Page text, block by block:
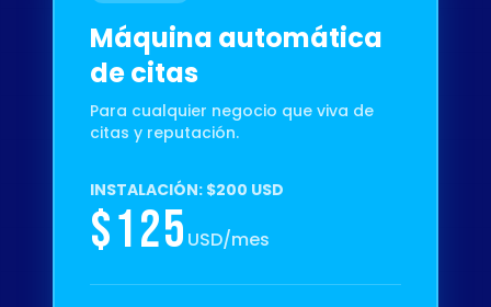
Máquina automática
de citas
Para cualquier negocio que viva de
citas y reputación.
INSTALACIÓN: $200 USD
$125 USD/mes